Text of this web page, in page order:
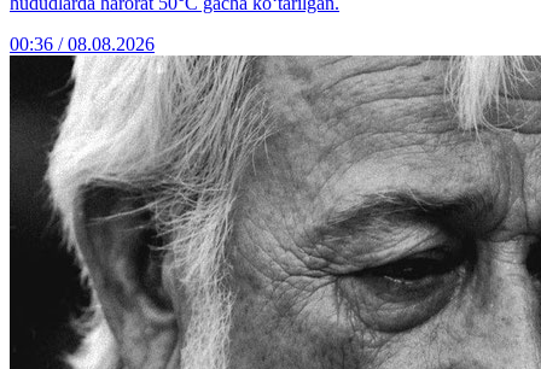
00:36 / 08.08.2026